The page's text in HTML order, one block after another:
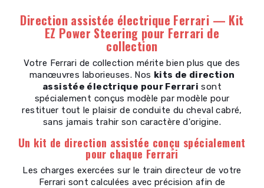
Direction assistée électrique Ferrari — Kit
EZ Power Steering pour Ferrari de
collection
Votre Ferrari de collection mérite bien plus que des
manœuvres laborieuses. Nos kits de direction
assistée électrique pour Ferrari sont
spécialement conçus modèle par modèle pour
restituer tout le plaisir de conduite du cheval cabré,
sans jamais trahir son caractère d'origine.
Un kit de direction assistée conçu spécialement
pour chaque Ferrari
Les charges exercées sur le train directeur de votre
Ferrari sont calculées avec précision afin de